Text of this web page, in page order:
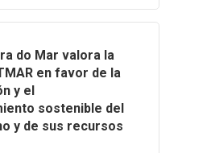
do Mar valora la
en favor de la
y el
sostenible del
y de sus recursos